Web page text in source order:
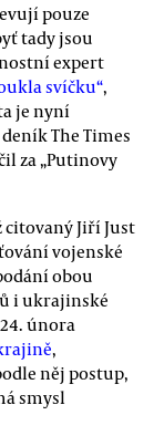
pouze
tady jsou
expert
svíčku“,
je nyní
The Times
za „Putinovy
citovaný Jiří Just
vojenské
obou
i ukrajinské
února
,
něj postup,
smysl